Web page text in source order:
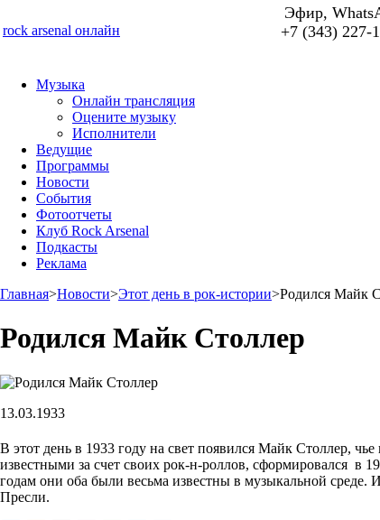
rock arsenal онлайн
Эфир,
+7 (343) 227-
Музыка
Онлайн трансляция
Оцените музыку
Исполнители
Ведущие
Программы
Новости
События
Фотоотчеты
Клуб Rock Arsenal
Подкасты
Реклама
Главная>Новости>Этот день в рок-истории>Родился Майк
Родился Майк Столлер
13.03.1933
В этот день в 1933 году на свет появился Майк Столлер,
известными за счет своих рок-н-роллов, сформировался в
годам они оба были весьма известны в музыкальной
Пресли.